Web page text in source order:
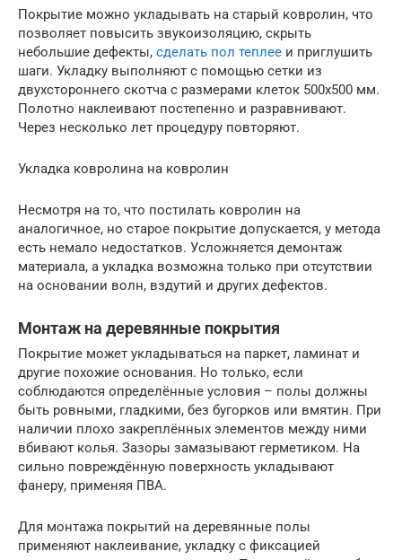
Покрытие можно укладывать на старый ковролин, что
позволяет повысить звукоизоляцию, скрыть
небольшие дефекты, сделать пол теплее и приглушить
шаги. Укладку выполняют с помощью сетки из
двухстороннего скотча с размерами клеток 500х500 мм.
Полотно наклеивают постепенно и разравнивают.
Через несколько лет процедуру повторяют.
Укладка ковролина на ковролин
Несмотря на то, что постилать ковролин на
аналогичное, но старое покрытие допускается, у метода
есть немало недостатков. Усложняется демонтаж
материала, а укладка возможна только при отсутствии
на основании волн, вздутий и других дефектов.
Монтаж на деревянные покрытия
Покрытие может укладываться на паркет, ламинат и
другие похожие основания. Но только, если
соблюдаются определённые условия – полы должны
быть ровными, гладкими, без бугорков или вмятин. При
наличии плохо закреплённых элементов между ними
вбивают колья. Зазоры замазывают герметиком. На
сильно повреждённую поверхность укладывают
фанеру, применяя ПВА.
Для монтажа покрытий на деревянные полы
применяют наклеивание, укладку с фиксацией